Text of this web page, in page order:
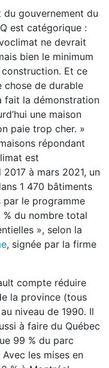
gouvernement du
est catégorique :
ne devrait
bien le minimum
Et ce
chose de durable
fait la démonstration
une maison
paie trop cher. »
répondant
est
à mars 2021, un
1 470 bâtiments
par le programme
% du nombre total
», selon la
, signée par la firme
compte réduire
la province (tous
niveau de 1990. Il
à faire du Québec
99 % du parc
les mises en